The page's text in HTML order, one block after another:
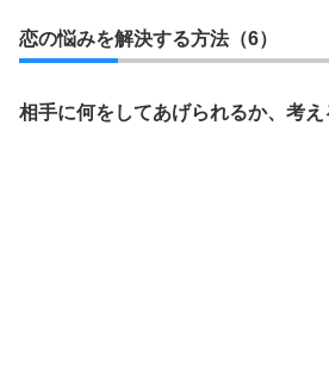
恋の悩みを解決する方法（6）
相手に何をしてあげられるか、考え